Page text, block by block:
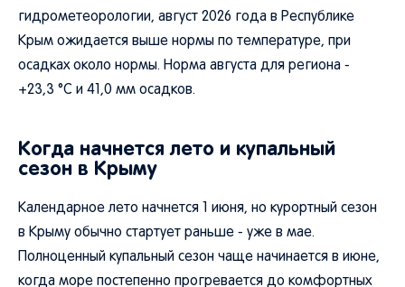
гидрометеорологии, август 2026 года в Республике
Крым ожидается выше нормы по температуре, при
осадках около нормы. Норма августа для региона -
+23,3 °C и 41,0 мм осадков.
Когда начнется лето и купальный
сезон в Крыму
Календарное лето начнется 1 июня, но курортный сезон
в Крыму обычно стартует раньше - уже в мае.
Полноценный купальный сезон чаще начинается в июне,
когда море постепенно прогревается до комфортных